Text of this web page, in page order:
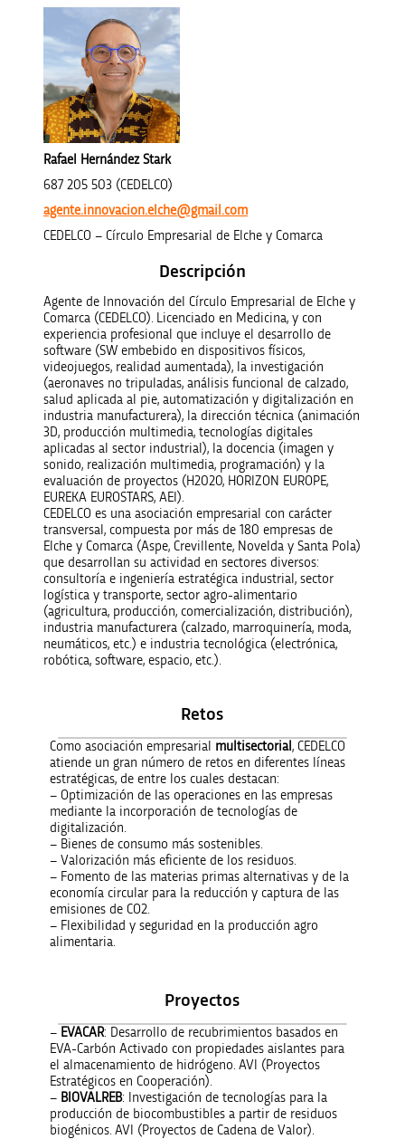
Rafael Hernández Stark
687 205 503 (CEDELCO)
agente.innovacion.elche@gmail.com
CEDELCO – Círculo Empresarial de Elche y Comarca
Descripción
Agente de Innovación del Círculo Empresarial de Elche y
Comarca (CEDELCO). Licenciado en Medicina, y con
experiencia profesional que incluye el desarrollo de
software (SW embebido en dispositivos físicos,
videojuegos, realidad aumentada), la investigación
(aeronaves no tripuladas, análisis funcional de calzado,
salud aplicada al pie, automatización y digitalización en
industria manufacturera), la dirección técnica (animación
3D, producción multimedia, tecnologías digitales
aplicadas al sector industrial), la docencia (imagen y
sonido, realización multimedia, programación) y la
evaluación de proyectos (H2020, HORIZON EUROPE,
EUREKA EUROSTARS, AEI).
CEDELCO es una asociación empresarial con carácter
transversal, compuesta por más de 180 empresas de
Elche y Comarca (Aspe, Crevillente, Novelda y Santa Pola)
que desarrollan su actividad en sectores diversos:
consultoría e ingeniería estratégica industrial, sector
logística y transporte, sector agro-alimentario
(agricultura, producción, comercialización, distribución),
industria manufacturera (calzado, marroquinería, moda,
neumáticos, etc.) e industria tecnológica (electrónica,
robótica, software, espacio, etc.).
Retos
Como asociación empresarial multisectorial, CEDELCO
atiende un gran número de retos en diferentes líneas
estratégicas, de entre los cuales destacan:
– Optimización de las operaciones en las empresas
mediante la incorporación de tecnologías de
digitalización.
– Bienes de consumo más sostenibles.
– Valorización más eficiente de los residuos.
– Fomento de las materias primas alternativas y de la
economía circular para la reducción y captura de las
emisiones de CO2.
– Flexibilidad y seguridad en la producción agro
alimentaria.
Proyectos
– EVACAR: Desarrollo de recubrimientos basados en
EVA-Carbón Activado con propiedades aislantes para
el almacenamiento de hidrógeno. AVI (Proyectos
Estratégicos en Cooperación).
– BIOVALREB: Investigación de tecnologías para la
producción de biocombustibles a partir de residuos
biogénicos. AVI (Proyectos de Cadena de Valor).